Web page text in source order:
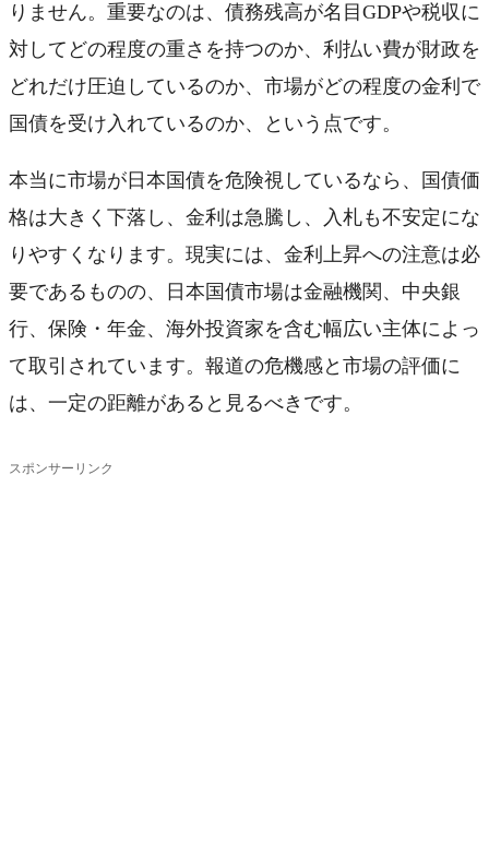
りません。重要なのは、債務残高が名目GDPや税収に
対してどの程度の重さを持つのか、利払い費が財政を
どれだけ圧迫しているのか、市場がどの程度の金利で
国債を受け入れているのか、という点です。
本当に市場が日本国債を危険視しているなら、国債価
格は大きく下落し、金利は急騰し、入札も不安定にな
りやすくなります。現実には、金利上昇への注意は必
要であるものの、日本国債市場は金融機関、中央銀
行、保険・年金、海外投資家を含む幅広い主体によっ
て取引されています。報道の危機感と市場の評価に
は、一定の距離があると見るべきです。
スポンサーリンク